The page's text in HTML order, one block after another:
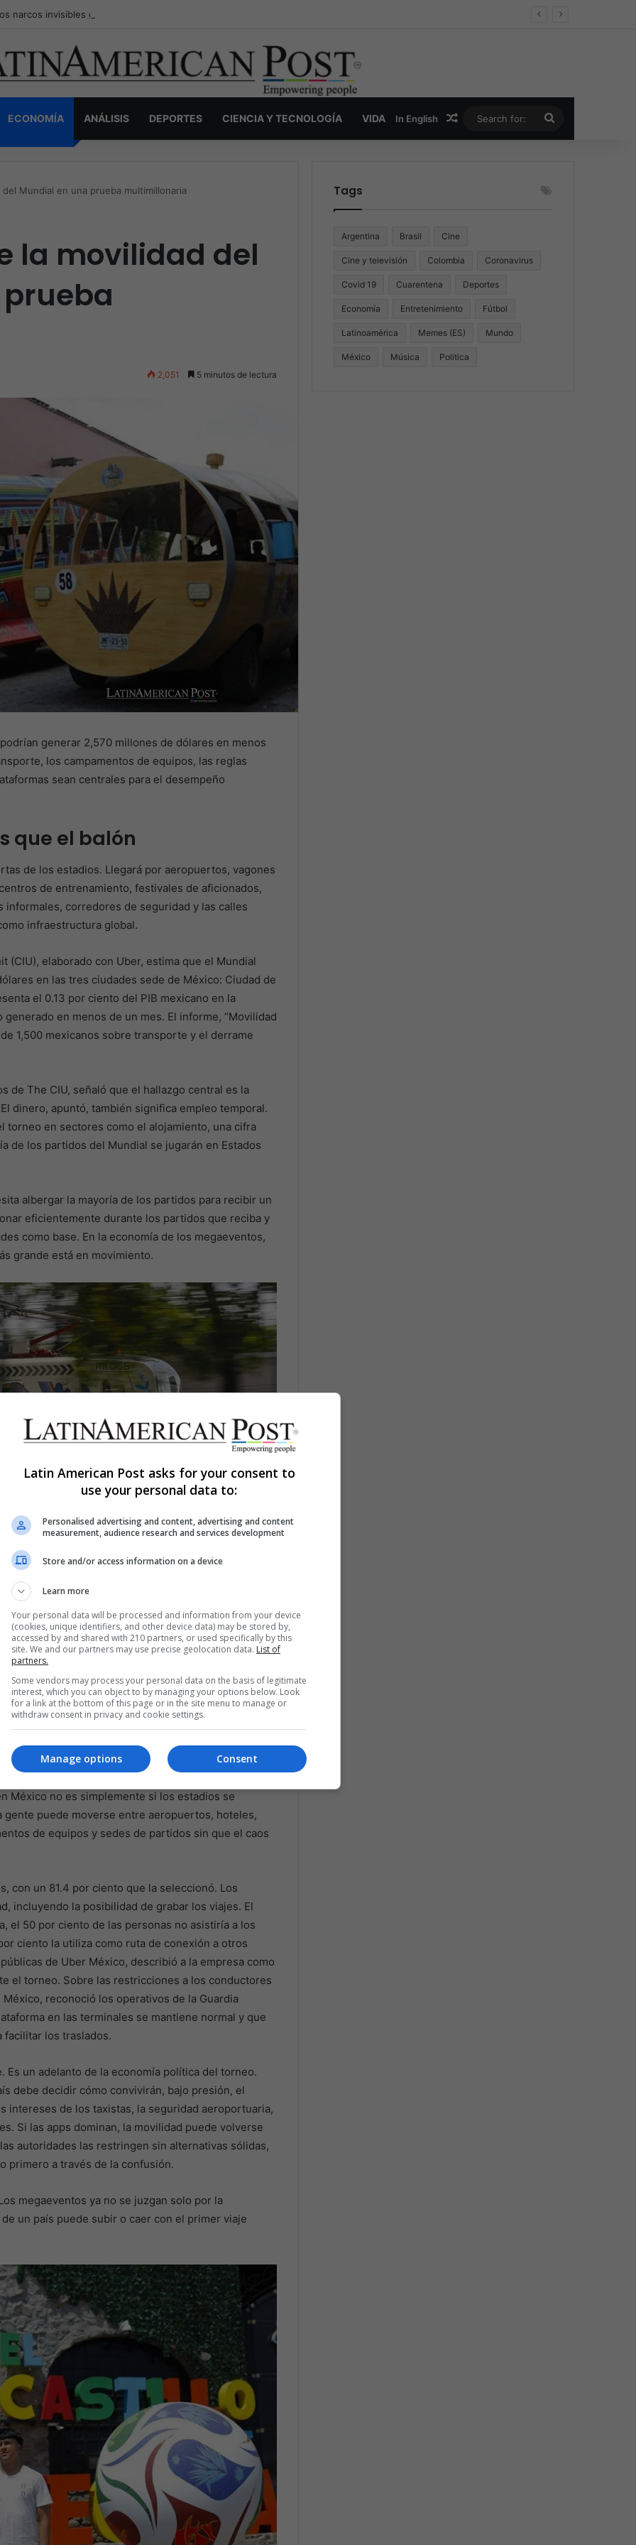
narcos invisibles de Colombia: la guerra secreta por la verdad, el poder y la nueva economía de la droga
ECONOMÍA ANÁLISIS DEPORTES CIENCIA Y TECNOLOGÍA VIDA In English Random Article
for:
Mundial en una prueba multimillonaria
la movilidad del
2,051 5 minutos de lectura
generar 2,570 millones de dólares en menos
los campamentos de equipos, las reglas
sean centrales para el desempeño
que el balón
de los estadios. Llegará por aeropuertos, vagones
de entrenamiento, festivales de aficionados,
corredores de seguridad y las calles
infraestructura global.
elaborado con Uber, estima que el Mundial
en las tres ciudades sede de México: Ciudad de
el 0.13 por ciento del PIB mexicano en la
en menos de un mes. El informe, “Movilidad
1,500 mexicanos sobre transporte y el derrame
de The CIU, señaló que el hallazgo central es la
dinero, apuntó, también significa empleo temporal.
torneo en sectores como el alojamiento, una cifra
de los partidos del Mundial se jugarán en Estados
albergar la mayoría de los partidos para recibir un
eficientemente durante los partidos que reciba y
como base. En la economía de los megaeventos,
grande está en movimiento.
la Ciudad de México, México. EFE/Isaac Esquivel
en la verdadera sede
público es la opción preferida entre los
En comparación, las plataformas de movilidad como
ciento. Entre quienes viajarán en avión para asistir
usaría plataformas de movilidad, por encima de los
México no es simplemente si los estadios se
gente puede moverse entre aeropuertos, hoteles,
de equipos y sedes de partidos sin que el caos
con un 81.4 por ciento que la seleccionó. Los
incluyendo la posibilidad de grabar los viajes. El
el 50 por ciento de las personas no asistiría a los
ciento la utiliza como ruta de conexión a otros
de Uber México, describió a la empresa como
el torneo. Sobre las restricciones a los conductores
reconoció los operativos de la Guardia
en las terminales se mantiene normal y que
facilitar los traslados.
Es un adelanto de la economía política del torneo.
debe decidir cómo convivirán, bajo presión, el
intereses de los taxistas, la seguridad aeroportuaria,
Si las apps dominan, la movilidad puede volverse
autoridades las restringen sin alternativas sólidas,
primero a través de la confusión.
megaeventos ya no se juzgan solo por la
un país puede subir o caer con el primer viaje
Tags
Argentina Brasil Cine
Cine y televisión Colombia Coronavirus
Covid 19 Cuarentena Deportes
Economía Entretenimiento Fútbol
Latinoamérica Memes (ES) Mundo
México Música Politica
Latin American Post asks for your consent to
use your personal data to:
Personalised advertising and content, advertising and content
measurement, audience research and services development
Store and/or access information on a device
Learn more
Your personal data will be processed and information from your device
(cookies, unique identifiers, and other device data) may be stored by,
accessed by and shared with 210 partners, or used specifically by this
site. We and our partners may use precise geolocation data. List of
partners.
Some vendors may process your personal data on the basis of legitimate
interest, which you can object to by managing your options below. Look
for a link at the bottom of this page or in the site menu to manage or
withdraw consent in privacy and cookie settings.
Consent
Manage options